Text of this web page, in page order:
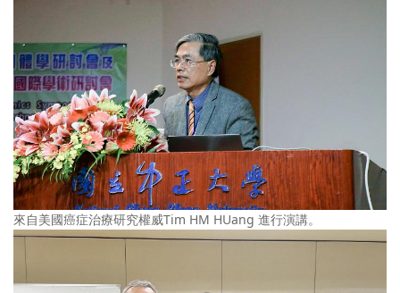
來自美國癌症治療研究權威Tim HM HUang 進行演講。